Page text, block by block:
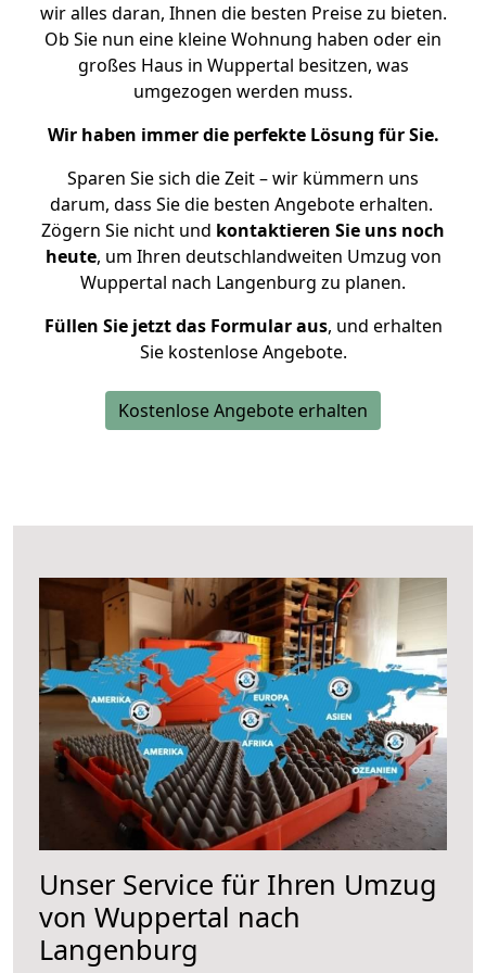
wir alles daran, Ihnen die besten Preise zu bieten.
Ob Sie nun eine kleine Wohnung haben oder ein
großes Haus in Wuppertal besitzen, was
umgezogen werden muss.
Wir haben immer die perfekte Lösung für Sie.
Sparen Sie sich die Zeit – wir kümmern uns
darum, dass Sie die besten Angebote erhalten.
Zögern Sie nicht und kontaktieren Sie uns noch
heute, um Ihren deutschlandweiten Umzug von
Wuppertal nach Langenburg zu planen.
Füllen Sie jetzt das Formular aus, und erhalten
Sie kostenlose Angebote.
Kostenlose Angebote erhalten
Unser Service für Ihren Umzug
von Wuppertal nach
Langenburg